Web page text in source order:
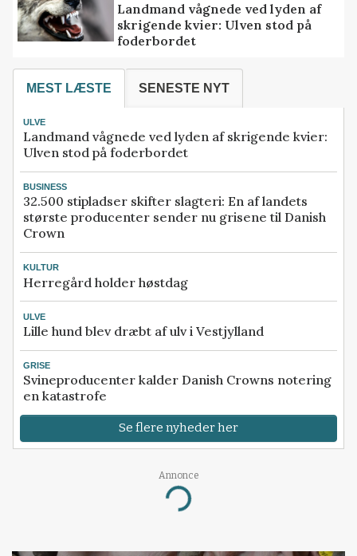
Landmand vågnede ved lyden af
skrigende kvier: Ulven stod på
foderbordet
MEST LÆSTE SENESTE NYT
ULVE
Landmand vågnede ved lyden af skrigende kvier:
Ulven stod på foderbordet
BUSINESS
32.500 stipladser skifter slagteri: En af landets
største producenter sender nu grisene til Danish
Crown
KULTUR
Herregård holder høstdag
ULVE
Lille hund blev dræbt af ulv i Vestjylland
GRISE
Svineproducenter kalder Danish Crowns notering
en katastrofe
Se flere nyheder her
Annonce
Loading...